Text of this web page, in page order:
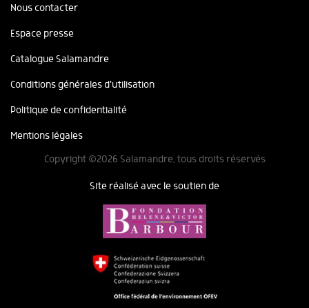
Nous contacter
Espace presse
Catalogue Salamandre
Conditions générales d'utilisation
Politique de confidentialité
Mentions légales
Copyright ©2026 Salamandre, tous droits réservés
Site réalisé avec le soutien de